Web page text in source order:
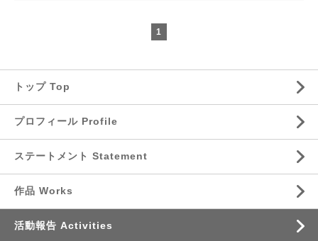
1
トップ Top
プロフィール Profile
ステートメント Statement
作品 Works
活動報告 Activities